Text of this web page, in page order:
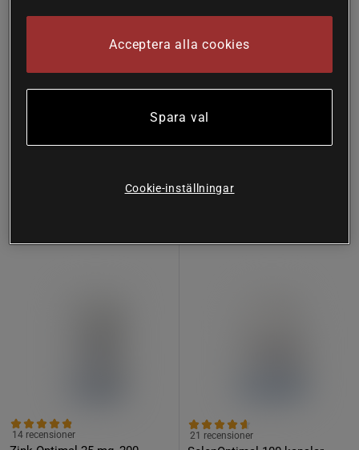
Helazym 200 kapslar
Helhetshälsa
Nybalans 60 kapslar
Helhetshälsa
14 recensioner 21 recensioner
Acceptera alla cookies
Spara val
Cookie-inställningar